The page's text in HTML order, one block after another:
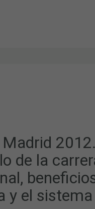
de la
y el